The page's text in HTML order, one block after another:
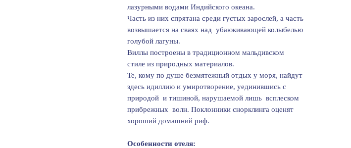
лазурными водами Индийского океана.
Часть из них спрятана среди густых зарослей, а часть
возвышается на сваях над убаюкивающей колыбелью
голубой лагуны.
Виллы построены в традиционном мальдивском
стиле из природных материалов.
Те, кому по душе безмятежный отдых у моря, найдут
здесь идиллию и умиротворение, уединившись с
природой и тишиной, нарушаемой лишь всплеском
прибрежных волн. Поклонники снорклинга оценят
хороший домашний риф.
Особенности отеля: